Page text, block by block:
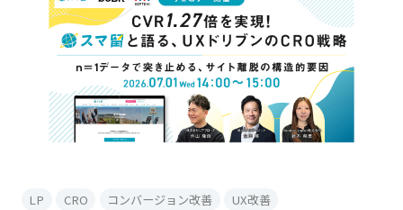
LP CRO コンバージョン改善 UX改善